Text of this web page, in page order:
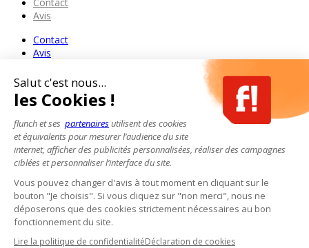
Avis
Contact
Avis
Salut c'est nous...
les Cookies !
flunch et ses partenairesutilisent des cookies
et équivalents pour mesurer l’audience du site
internet, afficher des publicités personnalisées, réaliser des campagnes
ciblées et personnaliser l’interface du site.
Vous pouvez changer d'avis à tout moment en cliquant sur le
bouton "Je choisis". Si vous cliquez sur "non merci", nous ne
déposerons que des cookies strictement nécessaires au bon
fonctionnement du site.
Lire la politique de confidentialitéDéclaration de cookies